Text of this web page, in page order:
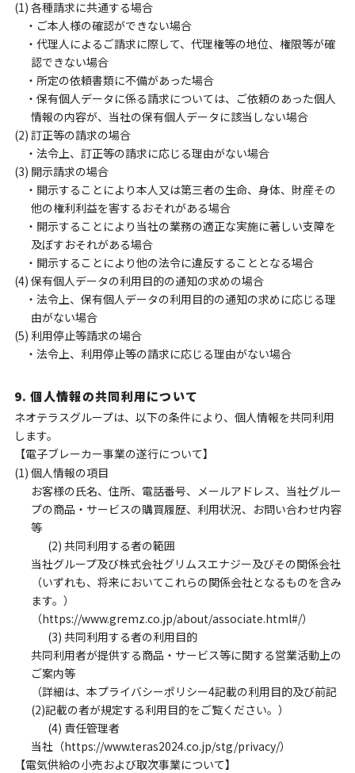
(1) 各種請求に共通する場合
・ご本人様の確認ができない場合
・代理人によるご請求に際して、代理権等の地位、権限等が確
認できない場合
・所定の依頼書類に不備があった場合
・保有個人データに係る請求については、ご依頼のあった個人
情報の内容が、当社の保有個人データに該当しない場合
(2) 訂正等の請求の場合
・法令上、訂正等の請求に応じる理由がない場合
(3) 開示請求の場合
・開示することにより本人又は第三者の生命、身体、財産その
他の権利利益を害するおそれがある場合
・開示することにより当社の業務の適正な実施に著しい支障を
及ぼすおそれがある場合
・開示することにより他の法令に違反することとなる場合
(4) 保有個人データの利用目的の通知の求めの場合
・法令上、保有個人データの利用目的の通知の求めに応じる理
由がない場合
(5) 利用停止等請求の場合
・法令上、利用停止等の請求に応じる理由がない場合
9. 個人情報の共同利用について
ネオテラスグループは、以下の条件により、個人情報を共同利用
します。
【電子ブレーカー事業の遂行について】
(1) 個人情報の項目
お客様の氏名、住所、電話番号、メールアドレス、当社グルー
プの商品・サービスの購買履歴、利用状況、お問い合わせ内容
等
(2) 共同利用する者の範囲
当社グループ及び株式会社グリムスエナジー及びその関係会社
（いずれも、将来においてこれらの関係会社となるものを含み
ます。）
（https://www.gremz.co.jp/about/associate.html#/）
(3) 共同利用する者の利用目的
共同利用者が提供する商品・サービス等に関する営業活動上の
ご案内等
（詳細は、本プライバシーポリシー4記載の利用目的及び前記
(2)記載の者が規定する利用目的をご覧ください。）
(4) 責任管理者
当社（https://www.teras2024.co.jp/stg/privacy/）
【電気供給の小売および取次事業について】